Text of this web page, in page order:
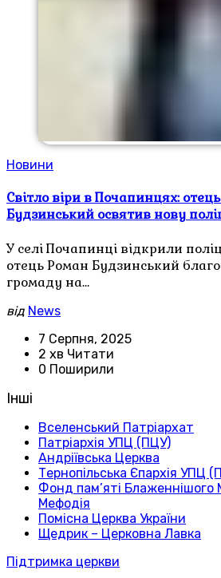
Новини
Світло віри в Почапинцях:
Будзинський освятив нову
У селі Почапинці відкрили
отець Роман Будзинський
громаду на…
від News
7 Серпня, 2025
2 хв Читати
0 Поширили
Інші
Вселенський Патріархат
Патріархія УПЦ (ПЦУ)
Андріївська Церква
Тернопільська Єпархія УПЦ
Фонд пам’яті Блаженнішого
Мефодія
Помісна Церква України
Щедрик – Церковна Лавка
Підтримка церкви